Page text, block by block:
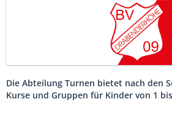
Die Abteilung Turnen bietet nach den
Kurse und Gruppen für Kinder von 1